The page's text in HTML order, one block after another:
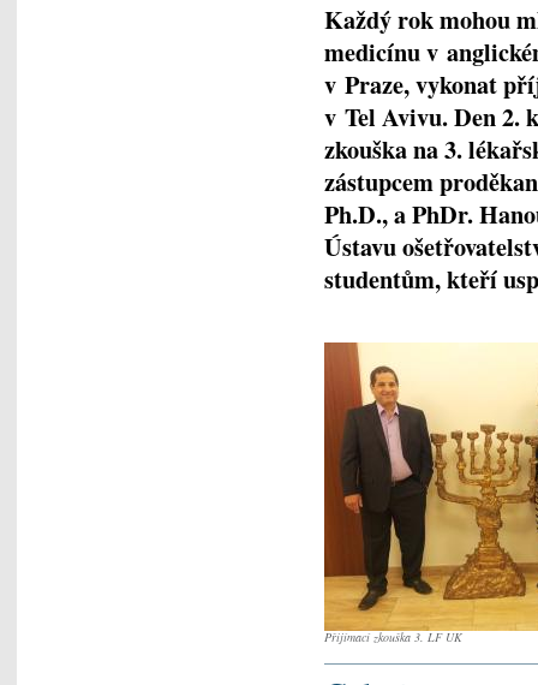
Každý rok mohou
medicínu v
v Praze, vykonat
v Tel Avivu. Den 2.
zkouška na 3.
zástupcem
Ph.D., a PhDr.
Ústavu
studentům, kteří
Přijímací zkouška 3. LF UK